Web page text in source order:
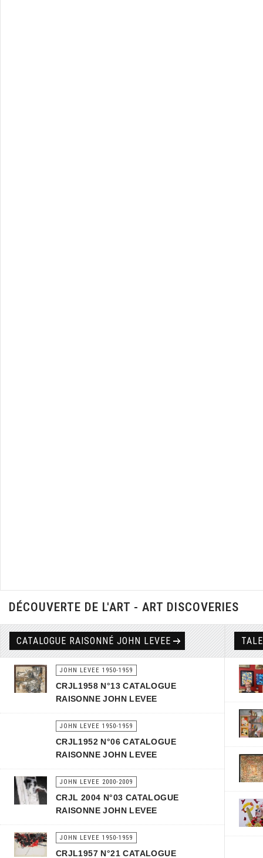
DÉCOUVERTE DE L'ART - ART DISCOVERIES
CATALOGUE RAISONNÉ JOHN LEVEE
JOHN LEVEE 1950-1959
CRJL1958 N°13 CATALOGUE
RAISONNE JOHN LEVEE
JOHN LEVEE 1950-1959
CRJL1952 N°06 CATALOGUE
RAISONNE JOHN LEVEE
JOHN LEVEE 2000-2009
CRJL 2004 N°03 CATALOGUE
RAISONNE JOHN LEVEE
JOHN LEVEE 1950-1959
CRJL1957 N°21 CATALOGUE